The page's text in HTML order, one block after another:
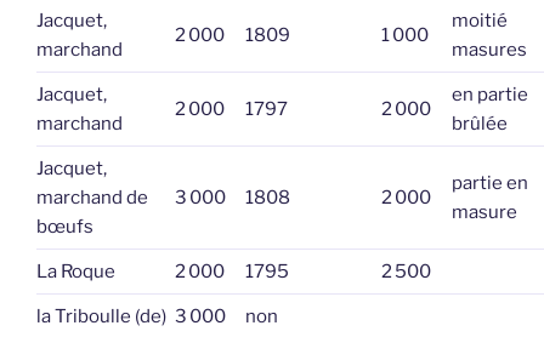
Jacquet,
marchand
2 000 1809 1 000
moitié
masures
Jacquet,
marchand
2 000 1797 2 000
en partie
brûlée
Jacquet,
marchand de
bœufs
3 000 1808 2 000
partie en
masure
La Roque 2 000 1795 2 500
la Triboulle (de) 3 000 non